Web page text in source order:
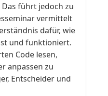
führt jedoch zu
vermittelt
dafür, wie
und funktioniert.
Code lesen,
anpassen zu
Entscheider und